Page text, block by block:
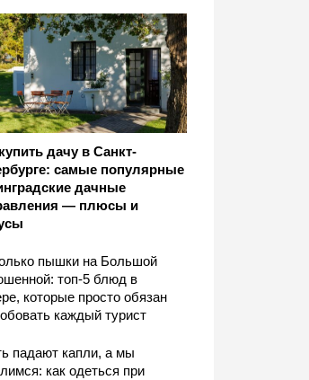
дачу в Санкт-
самые популярные
дачные
— плюсы и
пышки на Большой
топ-5 блюд в
которые просто обязан
каждый турист
падают капли, а мы
как одеться при